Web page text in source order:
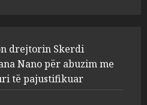
Gramshi, nis
penal për Koço
(VIDEO)
27, 2025
drejtorin Skerdi
Nano për abuzim me
të pajustifikuar